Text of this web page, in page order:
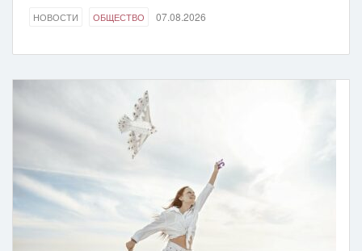
НОВОСТИ ОБЩЕСТВО 07.08.2026